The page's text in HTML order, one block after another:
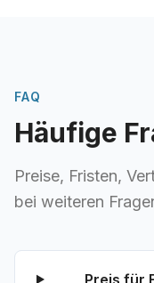
FAQ
Häufige
Preise, Fristen,
bei weiteren
Preis für